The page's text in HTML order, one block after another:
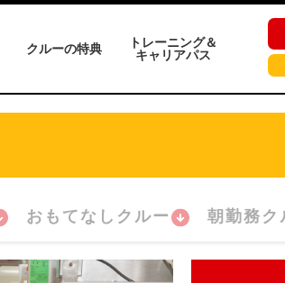
クルーの特典
トレーニング＆
キャリアパス
おもてなしクルー 朝勤務ク